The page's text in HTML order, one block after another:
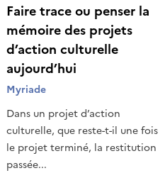
Faire trace ou penser la
mémoire des projets
d’action culturelle
aujourd’hui
Myriade
Dans un projet d’action
culturelle, que reste-t-il une fois
le projet terminé, la restitution
passée...